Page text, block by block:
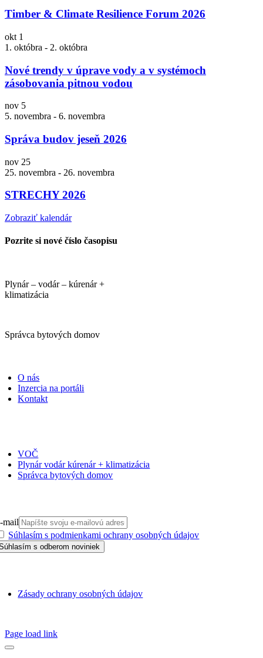
Timber & Climate Resilience Forum 2026
okt 1
1. októbra - 2. októbra
Nové trendy v úprave vody a v systémoch
zásobovania pitnou vodou
nov 5
5. novembra - 6. novembra
Správa budov jeseň 2026
nov 25
25. novembra - 26. novembra
STRECHY 2026
Zobraziť kalendár
Pozrite si nové číslo časopisu
Plynár – vodár – kúrenár +
klimatizácia
Správca bytových domov
O nás
Inzercia na portáli
Kontakt
VOČ
Plynár vodár kúrenár + klimatizácia
Správca bytových domov
mail
Súhlasím s podmienkami ochrany osobných údajov
Zásady ochrany osobných údajov
Page load link